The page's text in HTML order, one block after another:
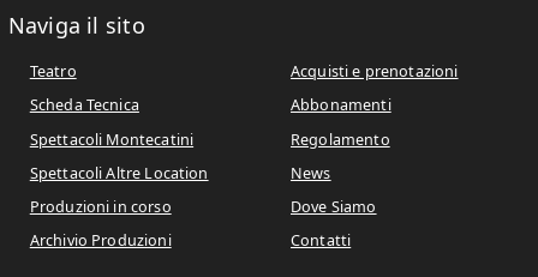
Naviga il sito
Teatro
Scheda Tecnica
Spettacoli Montecatini
Spettacoli Altre Location
Produzioni in corso
Archivio Produzioni
Acquisti e prenotazioni
Abbonamenti
Regolamento
News
Dove Siamo
Contatti